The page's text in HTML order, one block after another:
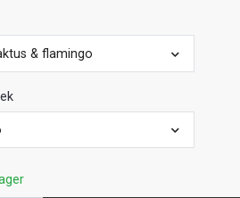
& flamingo